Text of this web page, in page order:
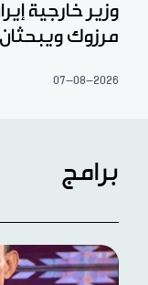
وزير خارجية
مرزوك
07-08-2026
برامج